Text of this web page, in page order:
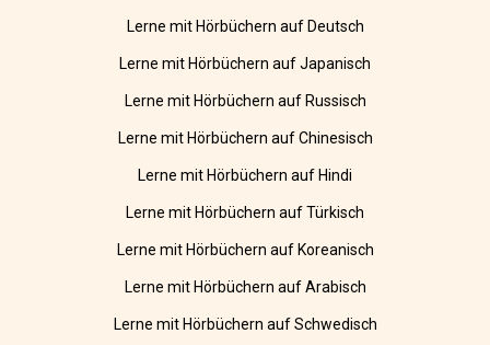
Lerne mit Hörbüchern auf Deutsch
Lerne mit Hörbüchern auf Japanisch
Lerne mit Hörbüchern auf Russisch
Lerne mit Hörbüchern auf Chinesisch
Lerne mit Hörbüchern auf Hindi
Lerne mit Hörbüchern auf Türkisch
Lerne mit Hörbüchern auf Koreanisch
Lerne mit Hörbüchern auf Arabisch
Lerne mit Hörbüchern auf Schwedisch